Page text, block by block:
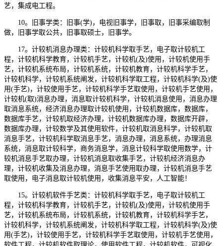
艺，集成电工程。
10。旧事学类：旧事(学)，电视旧事学，旧事取，旧事采编取制
做，旧事学取公共，旧事取硕士，旧事学。
17。计较机消息办理类：计较机科学取手艺，电子取计较机工
程，计较机科学教育，计较机手艺，计较机(及)使用，计较机使用手
艺，计较机系统布局，计较机系统，计较机教育，计较机科学手艺，
计较机科学，计较机系统阐发，计较机科学取工程，计较机科学(及)使
用(手艺)，计较使用手艺，计较机科学手艺取使用，计较机手艺使用，
计较机(取)消息办理，消息取计较机科学，计较机消息使用，消息办理
取消息系统，经济消息办理取计较机使用，计较机数据库，数据库，
数据库手艺，计较机取经济办理，计较机数据库办理，数据库开辟，
数据库办理，计较数学及其使用软件，计较机取消息科学，计较机取
消息手艺，计较机科学取消息手艺，消息办理，消息系统，办理消息
系统，消息取计较科学，商务消息学，消息计较科学取使用数学，计
较机消息手艺取办理，计较机消息取收集手艺，计较机经济消息办
理，计较机收集及消息办理，消息手艺使用取办理，计较机消息手艺
取使用，电子消息取计较机使用，收集消息平安，人工智能！
15。计较机软件手艺类：计较机科学取手艺，电子取计较机工
程，计较机科学教育，计较机手艺，计较机(及)使用，计较机使用手
艺，计较机系统布局，计较机系统，计较机教育，计较机科学手艺，
计较机科学，计较机系统阐发，计较机科学取工程，计较机科学(及)使
用(手艺)，计较使用手艺，计较机科学手艺取使用，计较机手艺使用，